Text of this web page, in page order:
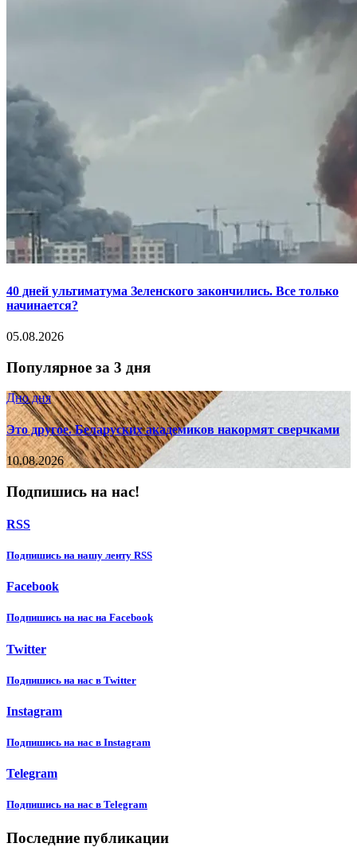
40 дней ультиматума Зеленского закончились. Все только
начинается?
05.08.2026
Популярное за 3 дня
Дно дня
Это другое. Беларуских академиков накормят сверчками
10.08.2026
Подпишись на нас!
RSS
Подпишиcь на нашу ленту RSS
Facebook
Подпишиcь на нас на Facebook
Twitter
Подпишиcь на нас в Twitter
Instagram
Подпишиcь на нас в Instagram
Telegram
Подпишиcь на нас в Telegram
Последние публикации